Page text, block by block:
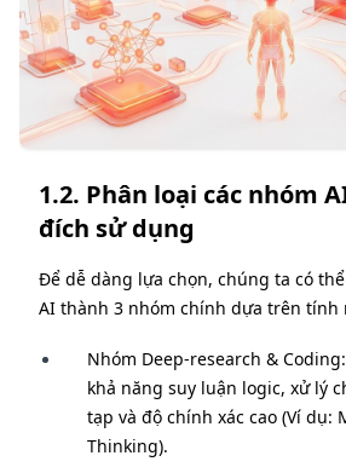
1.2. Phân loại các nhóm
đích sử dụng
Để dễ dàng lựa chọn, chúng ta có
AI thành 3 nhóm chính dựa trên tính
Nhóm Deep-research &
khả năng suy luận logic, xử lý
tạp và độ chính xác cao (Ví dụ:
Thinking).